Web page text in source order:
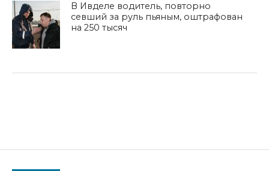
В Ивделе водитель, повторно
севший за руль пьяным, оштрафован
на 250 тысяч